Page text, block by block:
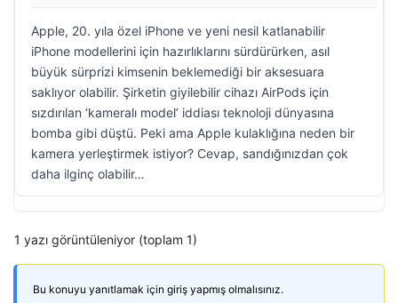
Apple, 20. yıla özel iPhone ve yeni nesil katlanabilir
iPhone modellerini için hazırlıklarını sürdürürken, asıl
büyük sürprizi kimsenin beklemediği bir aksesuara
saklıyor olabilir. Şirketin giyilebilir cihazı AirPods için
sızdırılan ‘kameralı model’ iddiası teknoloji dünyasına
bomba gibi düştü. Peki ama Apple kulaklığına neden bir
kamera yerleştirmek istiyor? Cevap, sandığınızdan çok
daha ilginç olabilir…
1 yazı görüntüleniyor (toplam 1)
Bu konuyu yanıtlamak için giriş yapmış olmalısınız.